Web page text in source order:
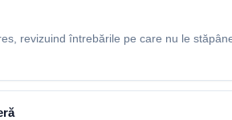
revizuind întrebările pe care nu le